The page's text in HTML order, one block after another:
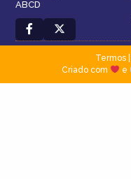
ABCD
Termos|
Criado com
e